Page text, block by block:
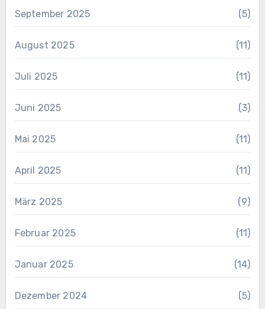
September 2025 (5)
August 2025 (11)
Juli 2025 (11)
Juni 2025 (3)
Mai 2025 (11)
April 2025 (11)
März 2025 (9)
Februar 2025 (11)
Januar 2025 (14)
Dezember 2024 (5)